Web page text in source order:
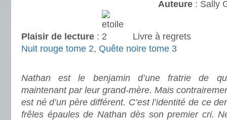
Auteure : Sally
Plaisir de lecture :
Livre à regrets
Nuit rouge tome 2, Quête noire tome 3
Nathan est le benjamin d’une fratrie de
maintenant par leur grand-mère. Mais
est né d’un père différent. C’est l’identité de ce
frêles épaules de Nathan dès son premier cri.